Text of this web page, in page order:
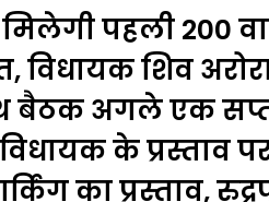
मिलेगी पहली 200
विधायक शिव
बैठक अगले एक
के प्रस्ताव
का प्रस्ताव,